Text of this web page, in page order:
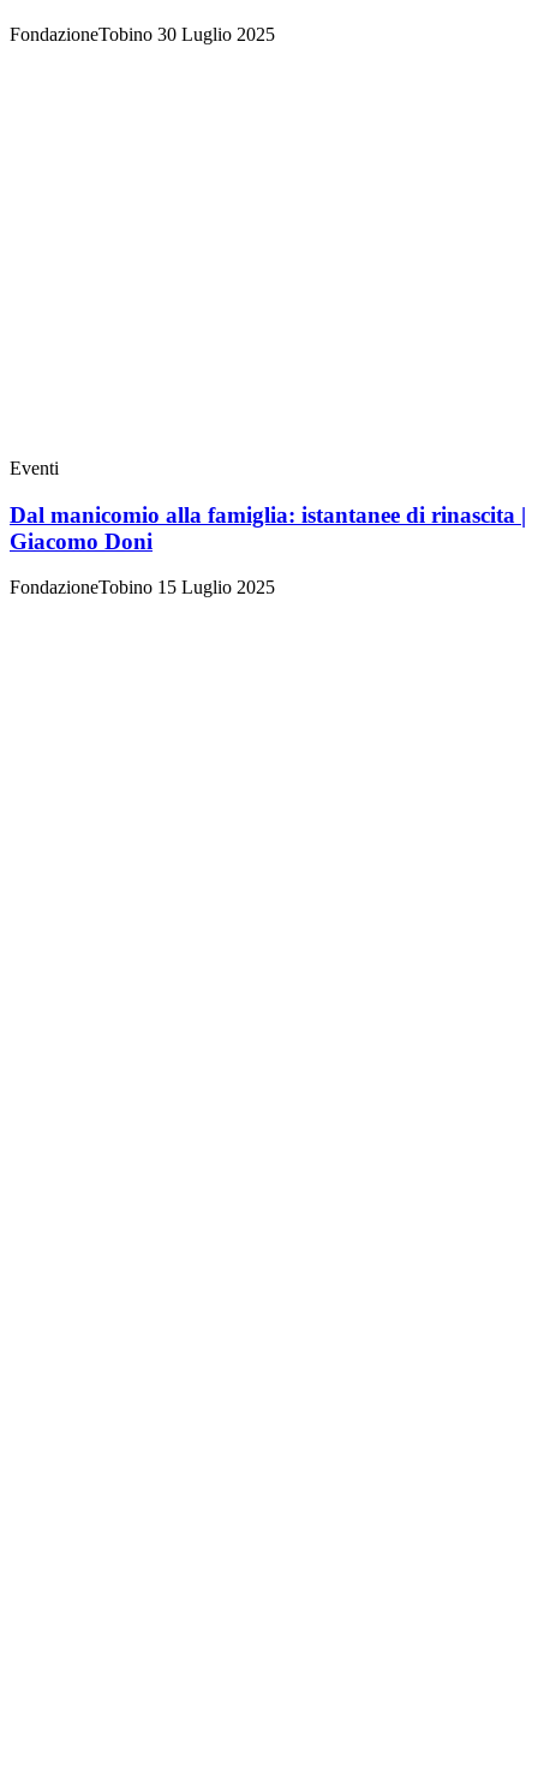
FondazioneTobino 30 Luglio 2025
Eventi
Dal manicomio alla famiglia: istantanee di rinascita |
Giacomo Doni
FondazioneTobino 15 Luglio 2025